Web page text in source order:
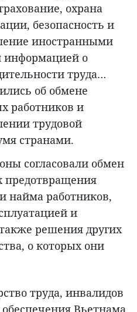
охрана
безопасность и
иностранными
информацией о
труда…
об обмене
работников и
трудовой
странами.
согласовали обмен
предотвращения
найма работников,
и
решения других
о которых они
труда, инвалидов